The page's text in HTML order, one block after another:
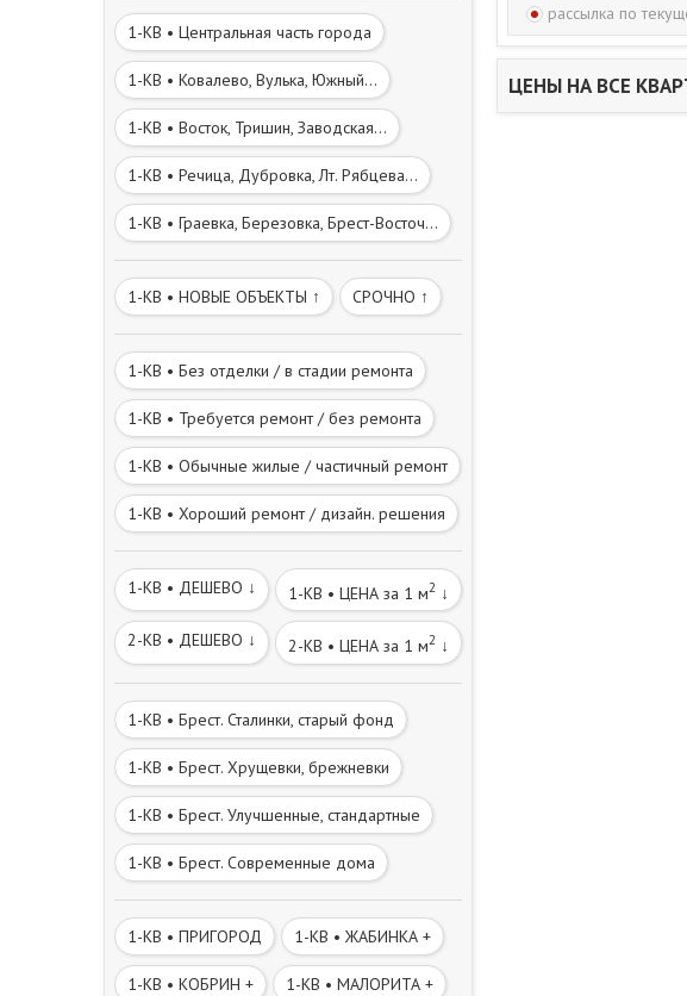
1-КВ • Центральная часть города
1-КВ • Ковалево, Вулька, Южный...
1-КВ • Восток, Тришин, Заводская...
1-КВ • Речица, Дубровка, Лт. Рябцева...
1-КВ • Граевка, Березовка, Брест-Восточ...
1-КВ • НОВЫЕ ОБЪЕКТЫ ↑ СРОЧНО ↑
1-КВ • Без отделки / в стадии ремонта
1-КВ • Требуется ремонт / без ремонта
1-КВ • Обычные жилые / частичный ремонт
1-КВ • Хороший ремонт / дизайн. решения
1-КВ • ДЕШЕВО ↓ 1-КВ • ЦЕНА за 1 м2 ↓
2-КВ • ДЕШЕВО ↓ 2-КВ • ЦЕНА за 1 м2 ↓
1-КВ • Брест. Сталинки, старый фонд
1-КВ • Брест. Хрущевки, брежневки
1-КВ • Брест. Улучшенные, стандартные
1-КВ • Брест. Современные дома
1-КВ • ПРИГОРОД 1-КВ • ЖАБИНКА +
1-КВ • КОБРИН + 1-КВ • МАЛОРИТА +
рассылка по
ЦЕНЫ НА ВСЕ